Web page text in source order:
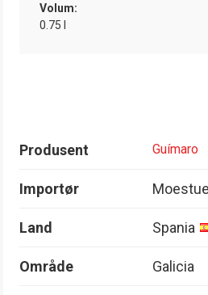
Volum:
0.75 l
Produsent Guímaro
Importør
Land Spania
Område Galicia